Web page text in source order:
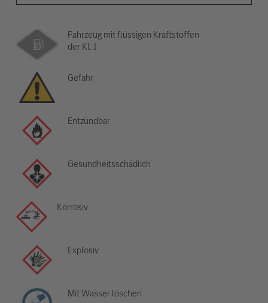
Fahrzeug mit flüssigen Kraftstoffen
der Kl. 1
Gefahr
Entzündbar
Gesundheitsschädlich
Korrosiv
Explosiv
Mit Wasser löschen